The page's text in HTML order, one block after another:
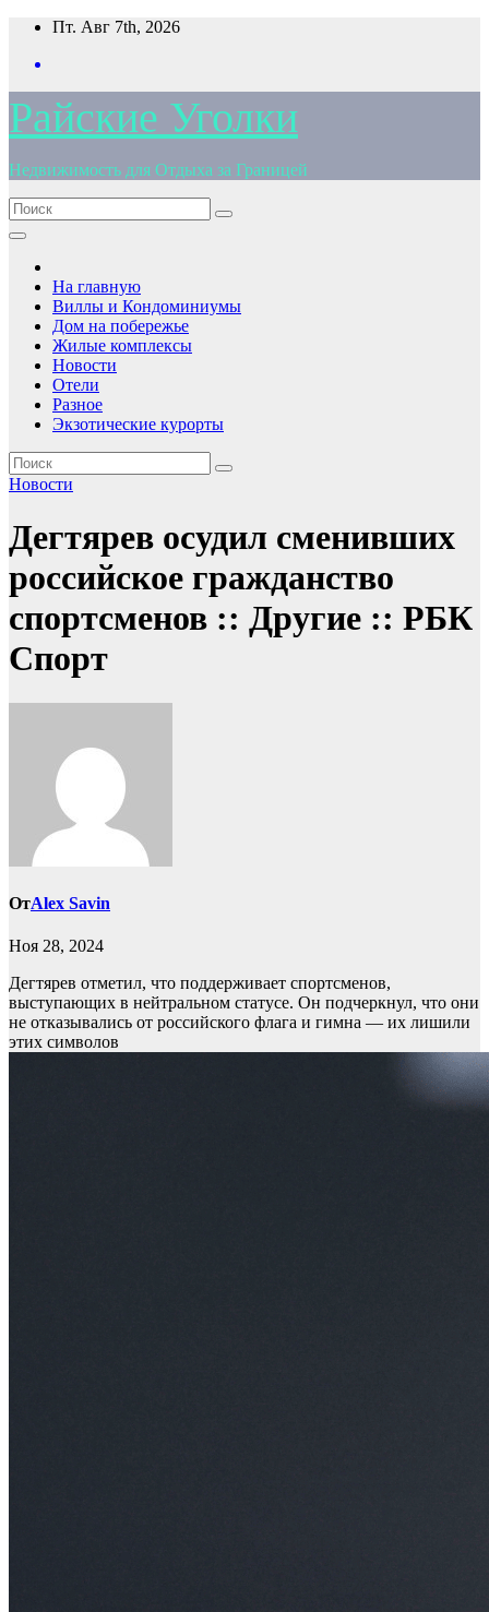
Перейти
содержимому
Пт. Авг 7th, 2026
Райские Уголки
Недвижимость для Отдыха за Границей
На главную
Виллы и Кондоминиумы
Дом на побережье
Жилые комплексы
Новости
Отели
Разное
Экзотические курорты
Новости
Дегтярев осудил сменивших
российское гражданство
спортсменов :: Другие :: РБК
Спорт
ОтAlex Savin
Ноя 28, 2024
Дегтярев отметил, что поддерживает спортсменов,
выступающих в нейтральном статусе. Он подчеркнул, что они
не отказывались от российского флага и гимна — их лишили
этих символов